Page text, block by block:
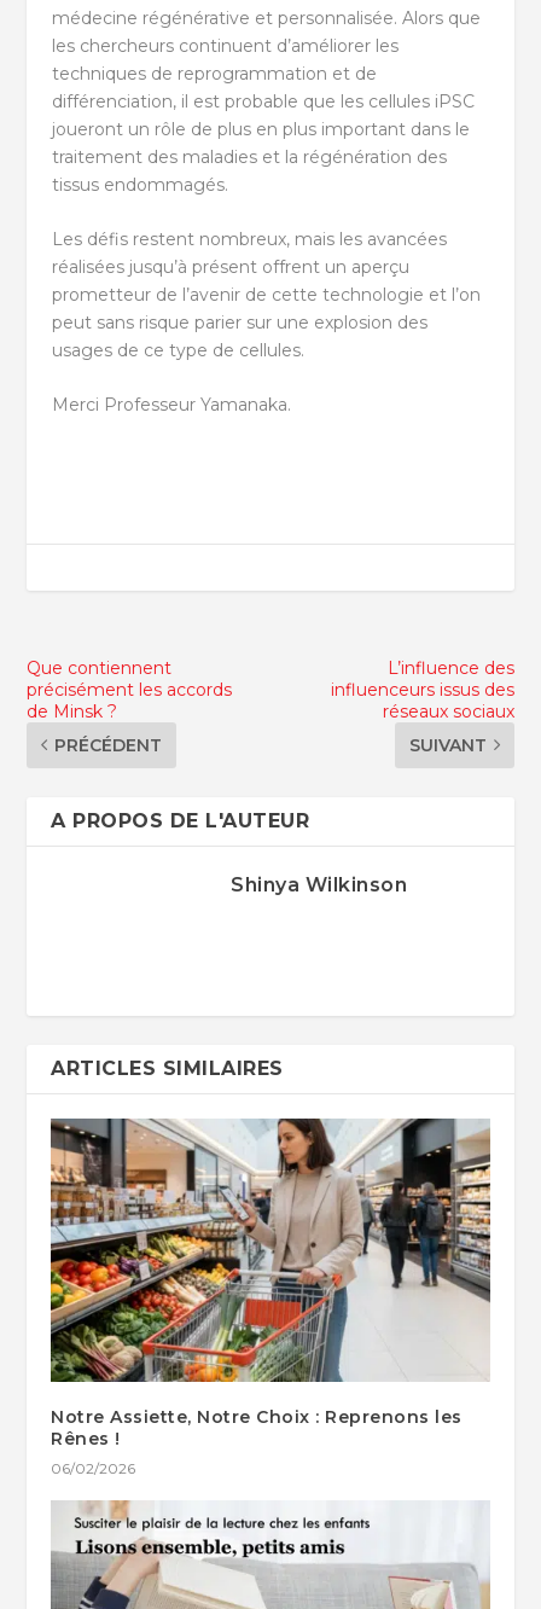
médecine régénérative et personnalisée. Alors que
les chercheurs continuent d’améliorer les
techniques de reprogrammation et de
différenciation, il est probable que les cellules iPSC
joueront un rôle de plus en plus important dans le
traitement des maladies et la régénération des
tissus endommagés.
Les défis restent nombreux, mais les avancées
réalisées jusqu’à présent offrent un aperçu
prometteur de l’avenir de cette technologie et l’on
peut sans risque parier sur une explosion des
usages de ce type de cellules.
Merci Professeur Yamanaka.
Que contiennent
précisément les accords
de Minsk ?
PRÉCÉDENT
L’influence des
influenceurs issus des
réseaux sociaux
SUIVANT
A PROPOS DE L'AUTEUR
Shinya Wilkinson
ARTICLES SIMILAIRES
Notre Assiette, Notre Choix : Reprenons les
Rênes !
06/02/2026